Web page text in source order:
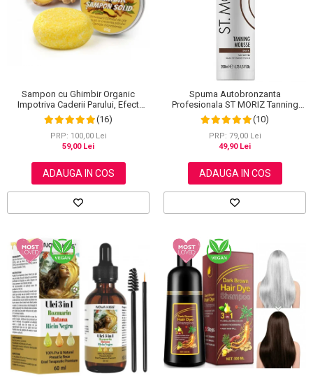
Scrub / Balsam de buze
Netestate pe Animale
Sampon cu Ghimbir Organic
Impotriva Caderii Parului, Efect
Regenerator, 100% Natural, NOVA
KISS® 60 g
(16)
PRP: 100,00 Lei
59,00 Lei
ADAUGA IN COS
Spuma Autobronzanta
Profesionala ST MORIZ Tanning
Mousse, Efect instant, Dark, 200 ml
(10)
PRP: 79,00 Lei
49,90 Lei
ADAUGA IN COS